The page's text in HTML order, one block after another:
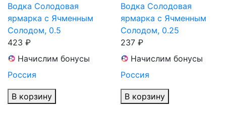
Водка Солодовая
ярмарка с Ячменным
Солодом, 0.5
423 ₽
Начислим бонусы
Россия
В корзину
Водка Солодовая
ярмарка с Ячменным
Солодом, 0.25
237 ₽
Начислим бонусы
Россия
В корзину